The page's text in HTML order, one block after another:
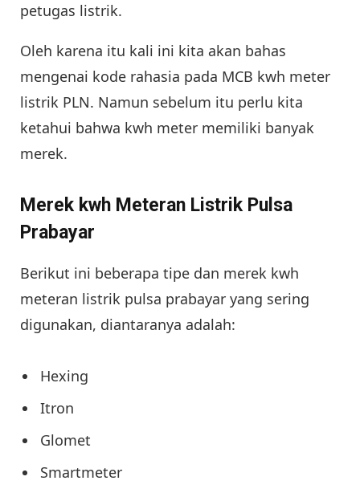
petugas listrik.
Oleh karena itu kali ini kita akan bahas
mengenai kode rahasia pada MCB kwh meter
listrik PLN. Namun sebelum itu perlu kita
ketahui bahwa kwh meter memiliki banyak
merek.
Merek kwh Meteran Listrik Pulsa
Prabayar
Berikut ini beberapa tipe dan merek kwh
meteran listrik pulsa prabayar yang sering
digunakan, diantaranya adalah:
Hexing
Itron
Glomet
Smartmeter